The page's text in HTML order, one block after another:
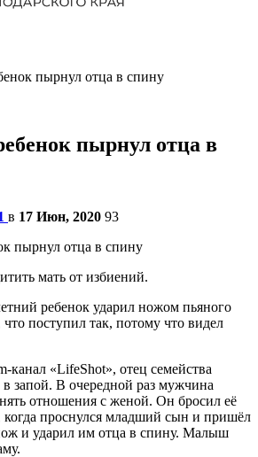
пырнул отца в спину
пырнул отца в
в 17 Июн, 2020 93
мать от избиений.
ребенок ударил ножом пьяного
поступил так, потому что видел
канал «LifeShot», отец семейства
запой. В очередной раз мужчина
отношения с женой. Он бросил её
когда проснулся младший сын и пришёл
и ударил им отца в спину. Малыш